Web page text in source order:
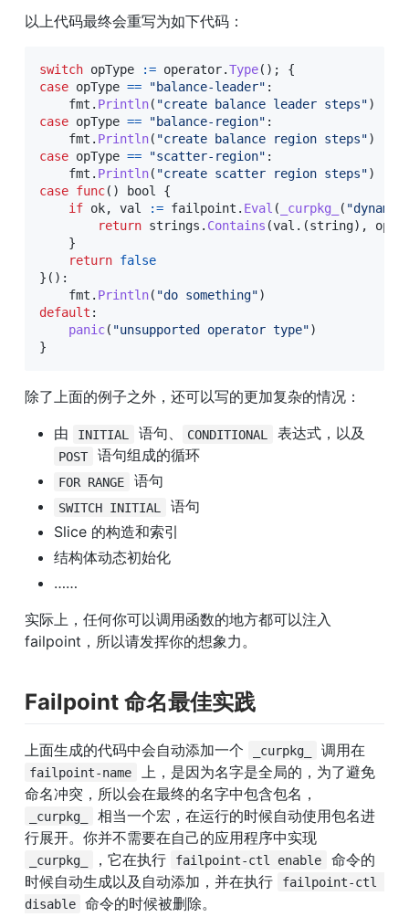
以上代码最终会重写为如下代码：
switch opType := operator.Type( ) ;
{
case opType == "balance-leader" :
    fmt
. Println( "create balance leader steps")
case opType == "balance-region" :
    fmt
. Println( "create balance region steps")
case opType == "scatter-region" :
    fmt
. Println( "create scatter region steps")
case func( ) bool
{
if ok, val := failpoint . Eval ( _curpkg_ (
return strings . Contains (val . (string) ,
}
return false
} ( ) :
    fmt
. Println( "do something")
default :
panic( "unsupported operator type")
}
除了上面的例子之外，还可以写的更加复杂的情况：
由
INITIAL 语句、 CONDITIONAL
POST 语句组成的循环
FOR RANGE 语句
SWITCH INITIAL
语句
Slice 的构造和索引
结构体动态初始化
……
实际上，任何你可以调用函数的地方都可以注入
failpoint，所以请发挥你的想象力。
Failpoint 命名最佳实践
上面生成的代码中会自动添加一个 _curpkg_
failpoint-name
上，是因为名字是全局的，为了避免
命名冲突，所以会在最终的名字中包含包名，
_curpkg_
相当一个宏，在运行的时候自动使用包名进
_curpkg_ ，它在执行 failpoint-ctl enable
命令的
时候自动生成以及自动添加，并在执行
failpoint-ctl
disable
命令的时候被删除。